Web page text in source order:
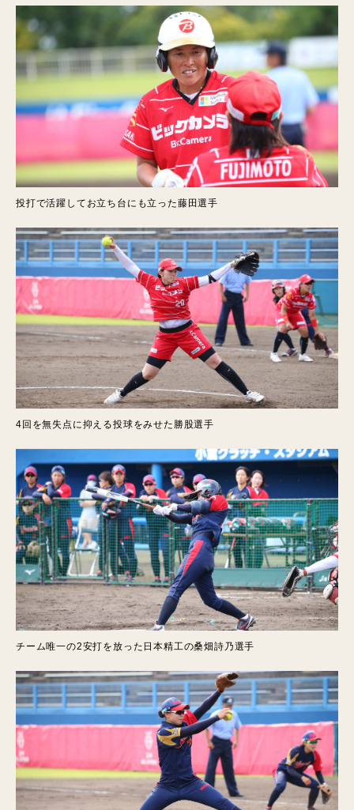
投打で活躍してお立ち台にも立った藤田選手
4回を無失点に抑える投球をみせた勝股選手
チーム唯一の2安打を放った日本精工の桑畑詩乃選手